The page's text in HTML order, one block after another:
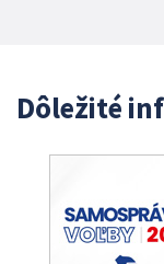
Dôležité